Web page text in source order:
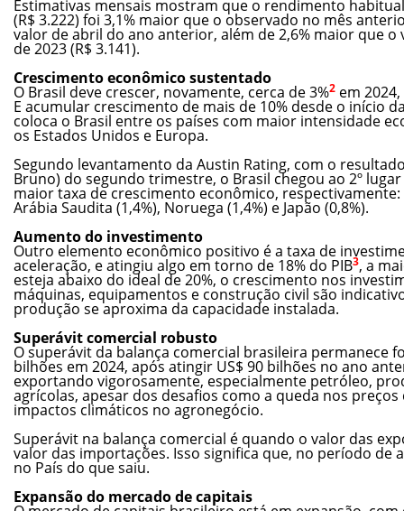
Estimativas mensais mostram que o rendimento
(R$ 3.222) foi 3,1% maior que o observado no mês
valor de abril do ano anterior, além de 2,6% maior que
de 2023 (R$ 3.141).
Crescimento econômico sustentado
O Brasil deve crescer, novamente, cerca de 3%2 em
E acumular crescimento de mais de 10% desde o início
coloca o Brasil entre os países com maior intensidade
os Estados Unidos e Europa.
Segundo levantamento da Austin Rating, com o
Bruno) do segundo trimestre, o Brasil chegou ao 2º
maior taxa de crescimento econômico, respectivamente:
Arábia Saudita (1,4%), Noruega (1,4%) e Japão (0,8%).
Aumento do investimento
Outro elemento econômico positivo é a taxa de
aceleração, e atingiu algo em torno de 18% do PIB3, a
esteja abaixo do ideal de 20%, o crescimento nos
máquinas, equipamentos e construção civil são
produção se aproxima da capacidade instalada.
Superávit comercial robusto
O superávit da balança comercial brasileira permanece
bilhões em 2024, após atingir US$ 90 bilhões no ano
exportando vigorosamente, especialmente petróleo,
agrícolas, apesar dos desafios como a queda nos
impactos climáticos no agronegócio.
Superávit na balança comercial é quando o valor das
valor das importações. Isso significa que, no período de
no País do que saiu.
Expansão do mercado de capitais